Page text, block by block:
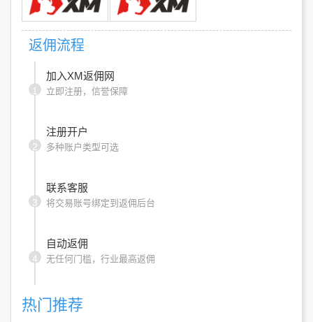
返佣流程
1
加入XM返佣网
立即注册，信誉保障
2
注册开户
多种账户类型可选
3
联系客服
将交易账号绑定到返佣后台
4
自动返佣
无任何门槛，行业最高返佣
热门推荐